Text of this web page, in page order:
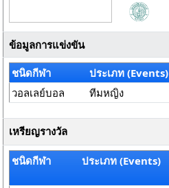
ข้อมูลการแข่งขัน
ชนิดกีฬา
ประเภท (Events)
วอลเลย์บอล
ทีมหญิง
เหรียญรางวัล
ชนิดกีฬา ประเภท (Events)